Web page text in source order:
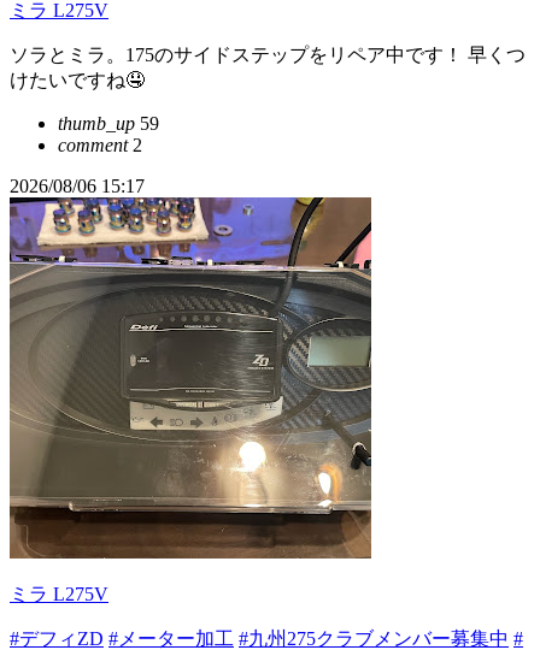
ミラ L275V
ソラとミラ。175のサイドステップをリペア中です！ 早くつ
けたいですね🤤
thumb_up 59
comment2
2026/08/06 15:17
ミラ L275V
#デフィZD #メーター加工 #九州275クラブメンバー募集中 #